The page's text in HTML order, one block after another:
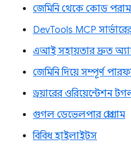
জেমিনি থেকে কোড
DevTools MCP
এআই সহায়তার দ্রুত
জেমিনি দিয়ে সম্পূর্ণ
ড্রয়ারের ওরিয়েন্টেশন
গুগল ডেভেলপার প্রোগ্রাম
বিবিধ হাইলাইটস